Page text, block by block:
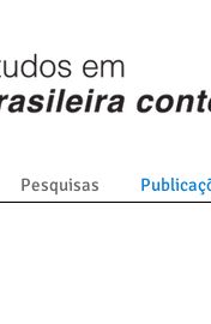
Pesquisas